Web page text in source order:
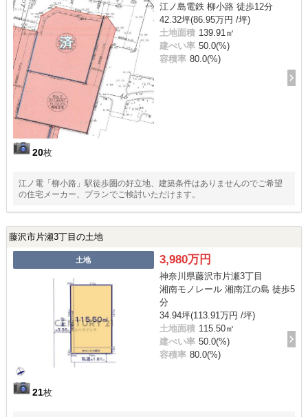
20枚
江ノ島電鉄 柳小路 徒歩12分
42.32坪(86.95万円 /坪)
土地面積 139.91㎡
建ぺい率 50.0(%)
容積率 80.0(%)
江ノ電「柳小路」駅徒歩圏の好立地、建築条件はありませんのでご希望
の住宅メーカー、プランでご検討いただけます。
藤沢市片瀬3丁目の土地
土地
21枚
3,980万円
神奈川県藤沢市片瀬3丁目
湘南モノレール 湘南江の島 徒歩5
分
34.94坪(113.91万円 /坪)
土地面積 115.50㎡
建ぺい率 50.0(%)
容積率 80.0(%)